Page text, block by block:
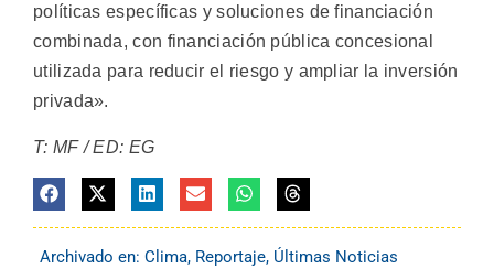
políticas específicas y soluciones de financiación
combinada, con financiación pública concesional
utilizada para reducir el riesgo y ampliar la inversión
privada».
T: MF / ED: EG
Archivado en: Clima, Reportaje, Últimas Noticias